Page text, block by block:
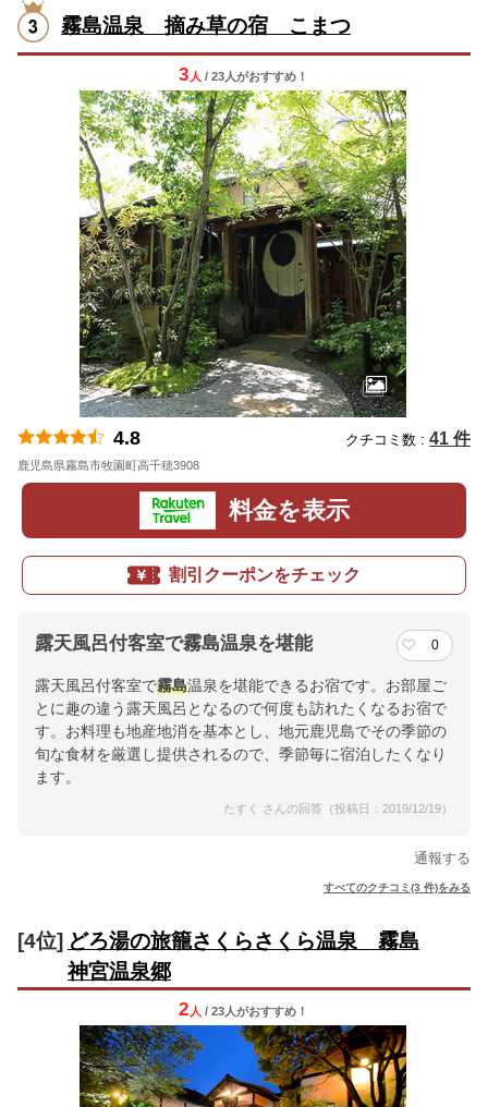
霧島温泉 摘み草の宿 こまつ
3 人 / 23人がおすすめ！
4.8 クチコミ数 : 41 件
鹿児島県霧島市牧園町高千穂3908
料金を表示
割引クーポンをチェック
露天風呂付客室で霧島温泉を堪能 0
露天風呂付客室で霧島温泉を堪能できるお宿です。お部屋ご
とに趣の違う露天風呂となるので何度も訪れたくなるお宿で
す。お料理も地産地消を基本とし、地元鹿児島でその季節の
旬な食材を厳選し提供されるので、季節毎に宿泊したくなり
ます。
たすく さんの回答（投稿日：2019/12/19）
通報する
すべてのクチコミ(3 件)をみる
[4位] どろ湯の旅籠さくらさくら温泉 霧島
神宮温泉郷
2 人 / 23人がおすすめ！